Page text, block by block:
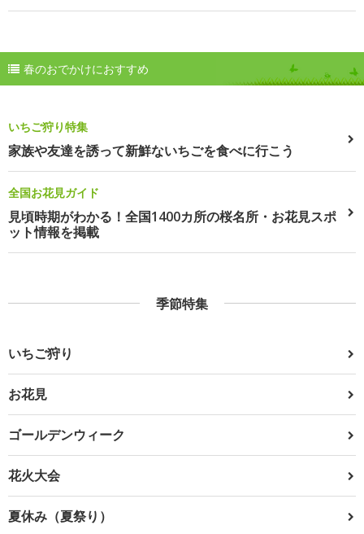
春のおでかけにおすすめ
いちご狩り特集
家族や友達を誘って新鮮ないちごを食べに行こう
全国お花見ガイド
見頃時期がわかる！全国1400カ所の桜名所・お花見スポ
ット情報を掲載
季節特集
いちご狩り
お花見
ゴールデンウィーク
花火大会
夏休み（夏祭り）